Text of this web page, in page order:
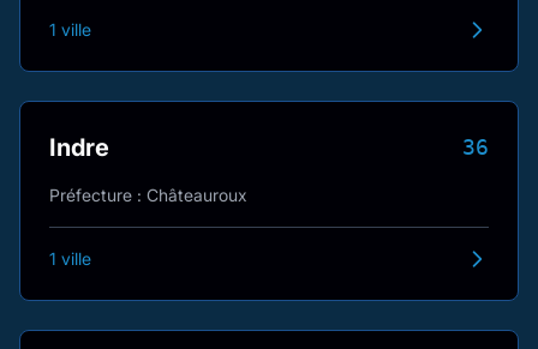
1 ville
Indre 36
Préfecture : Châteauroux
1 ville